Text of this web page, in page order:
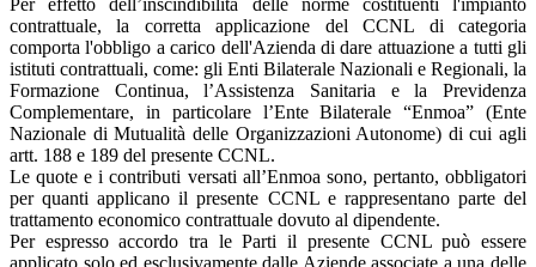
contrattuale, la corretta applicazione del CCNL di categoria
comporta l'obbligo a carico dell'Azienda di dare attuazione a tutti gli
istituti contrattuali, come: gli Enti Bilaterale Nazionali e Regionali, la
Formazione Continua, l’Assistenza Sanitaria e la Previdenza
Complementare, in particolare l’Ente Bilaterale “Enmoa” (Ente
Nazionale di Mutualità delle Organizzazioni Autonome) di cui agli
artt. 188 e 189 del presente CCNL.
Le quote e i contributi versati all’Enmoa sono, pertanto, obbligatori
per quanti applicano il presente CCNL e rappresentano parte del
trattamento economico contrattuale dovuto al dipendente.
Per espresso accordo tra le Parti il presente CCNL può essere
applicato solo ed esclusivamente dalle Aziende associate a una delle